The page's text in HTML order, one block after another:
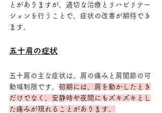
とがありますが、適切な治療とリハビリテー
ションを行うことで、症状の改善が期待でき
ます。
五十肩の症状
五十肩の主な症状は、肩の痛みと肩関節の可
動域制限です。 初期には、肩を動かしたとき
だけでなく、安静時や夜間にもズキズキとし
た痛みが現れることがあります。